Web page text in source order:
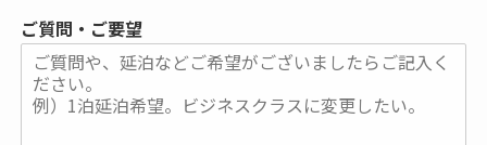
ご質問・ご要望